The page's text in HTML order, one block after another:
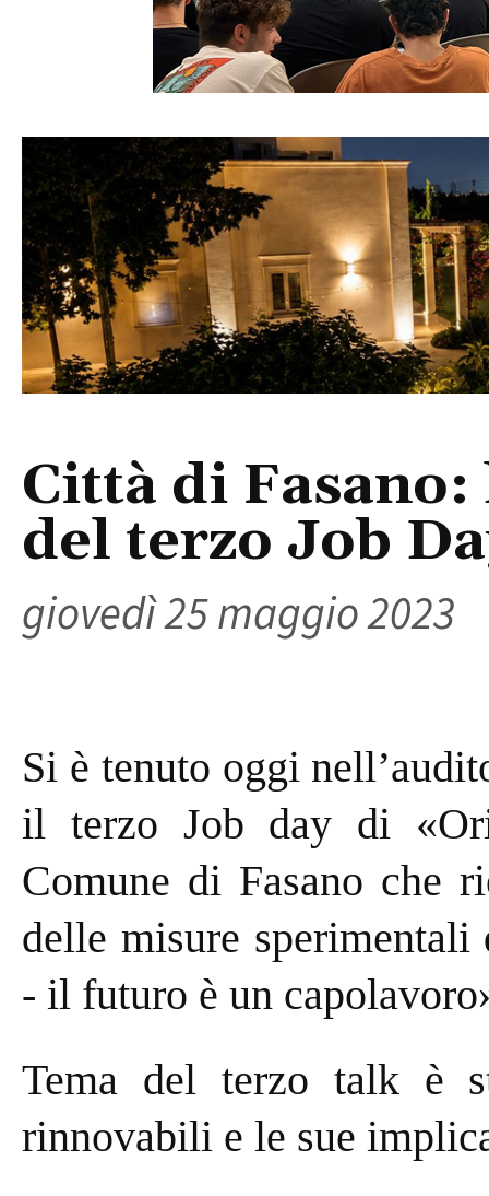
Città di
del terzo Job
giovedì 25 maggio 2023
Si è tenuto oggi
il terzo Job day di
Comune di Fasano che
delle misure
- il futuro è un
Tema del terzo talk è
rinnovabili e le sue